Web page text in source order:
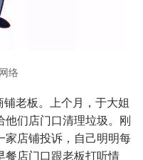
络
老板。上个月，于大姐
们店门口清理垃圾。刚
家店铺投诉，自己明明每
餐店门口跟老板打听情